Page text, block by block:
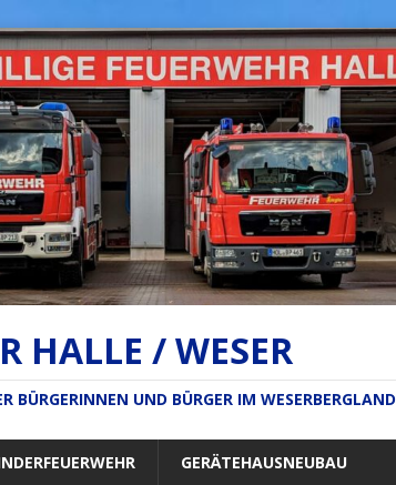
HALLE / WESER
UND BÜRGER IM WESERBERGLAND
GERÄTEHAUSNEUBAU